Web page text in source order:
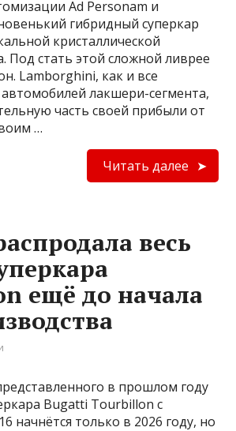
Ad Personam и
гибридный суперкар
кристаллической
Под стать этой сложной ливрее
Lamborghini, как и все
лакшери-сегмента,
часть своей прибыли от
…
Читать далее
весь
ещё до начала
в прошлом году
Bugatti Tourbillon с
начнётся только в 2026 году, но